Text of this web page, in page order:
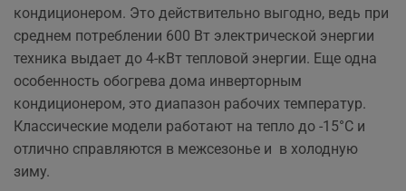
кондиционером. Это действительно выгодно, ведь при
среднем потреблении 600 Вт электрической энергии
техника выдает до 4-кВт тепловой энергии. Еще одна
особенность обогрева дома инверторным
кондиционером, это диапазон рабочих температур.
Классические модели работают на тепло до -15°С и
отлично справляются в межсезонье и в холодную
зиму.